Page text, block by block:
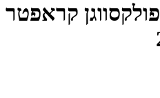
פולקסווגן קראפטר